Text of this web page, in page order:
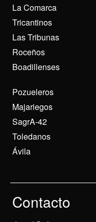
La Comarca
Tricantinos
Las Tribunas
Roceños
Boadillenses
Pozueleros
Majariegos
SagrA-42
Toledanos
Ávila
Contacto